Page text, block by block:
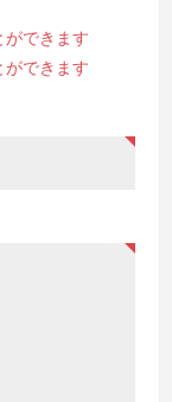
ができます
ができます